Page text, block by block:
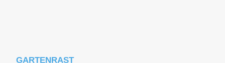
GARTENRAST